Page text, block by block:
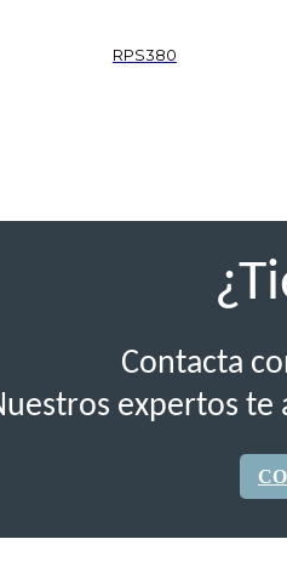
RPS380
Contacta
expertos te